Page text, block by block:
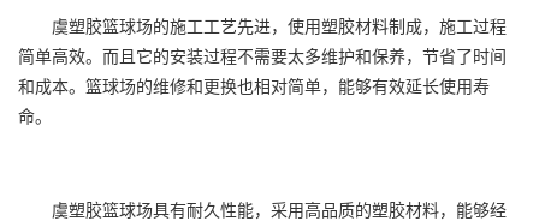
虞塑胶篮球场的施工工艺先进，使用塑胶材料制成，施工过程
简单高效。而且它的安装过程不需要太多维护和保养，节省了时间
和成本。篮球场的维修和更换也相对简单，能够有效延长使用寿
命。
虞塑胶篮球场具有耐久性能，采用高品质的塑胶材料，能够经